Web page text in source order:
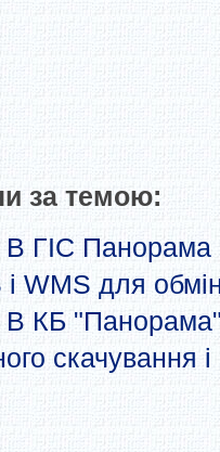
за темою:
В ГІС Панорама
WMS для
В КБ
скачування